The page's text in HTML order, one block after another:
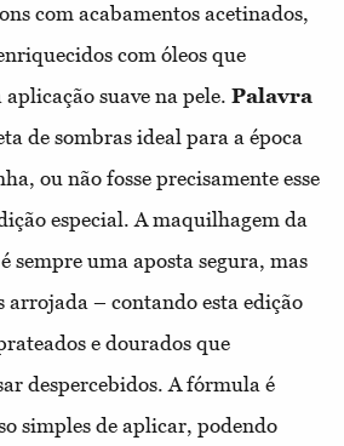
com acabamentos acetinados,
com óleos que
suave na pele. Palavra
de sombras ideal para a época
ou não fosse precisamente esse
especial. A maquilhagem da
sempre uma aposta segura, mas
arrojada – contando esta edição
e dourados que
despercebidos. A fórmula é
simples de aplicar, podendo